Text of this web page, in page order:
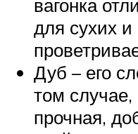
вагонка
для сухих и
Дуб – его
том случае,
прочная,